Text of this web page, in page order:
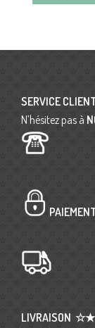
SERVICE
N’hésitez pas à
LIVRAISON